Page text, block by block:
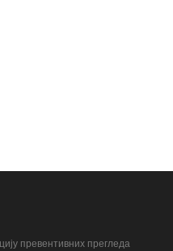
превентивних прегледа